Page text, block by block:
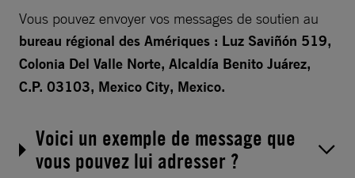
Vous pouvez envoyer vos messages de soutien au
bureau régional des Amériques : Luz Saviñón 519,
Colonia Del Valle Norte, Alcaldía Benito Juárez,
C.P. 03103, Mexico City, Mexico.
Voici un exemple de message que
vous pouvez lui adresser ?